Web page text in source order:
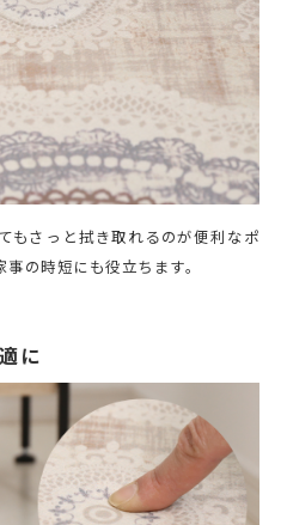
もさっと拭き取れるのが便利なポ
の時短にも役立ちます。
に